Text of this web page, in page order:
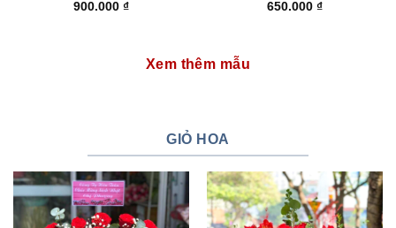
900.000 ₫
650.000 ₫
Xem thêm mẫu
GIỎ HOA